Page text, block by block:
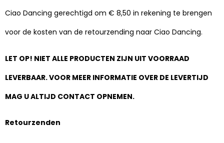
Ciao Dancing gerechtigd om € 8,50 in rekening te brengen
voor de kosten van de retourzending naar Ciao Dancing.
LET OP! NIET ALLE PRODUCTEN ZIJN UIT VOORRAAD
LEVERBAAR. VOOR MEER INFORMATIE OVER DE LEVERTIJD
MAG U ALTIJD CONTACT OPNEMEN.
Retourzenden